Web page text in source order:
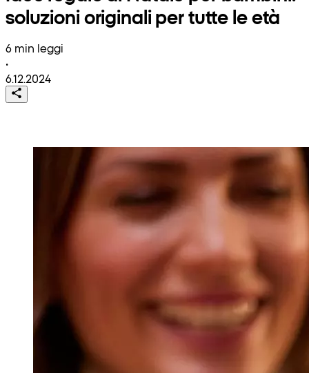
soluzioni originali per tutte le età
6 min leggi
•
6.12.2024